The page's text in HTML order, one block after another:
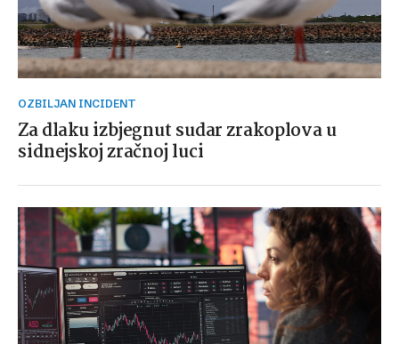
OZBILJAN INCIDENT
Za dlaku izbjegnut sudar zrakoplova u
sidnejskoj zračnoj luci